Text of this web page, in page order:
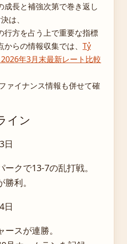
成長と補強次第で巻き返し
は、
行方を占う上で重要な指標
らの情報収集では、 Tỷ
年3月末最新レート比較
ァイナンス情報も併せて確
イン
日
ークで13-7の乱打戦。
勝利。
日
スが連勝。